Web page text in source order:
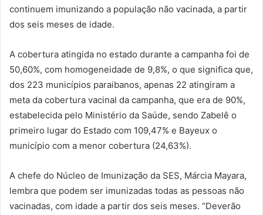
continuem imunizando a população não vacinada, a partir
dos seis meses de idade.
A cobertura atingida no estado durante a campanha foi de
50,60%, com homogeneidade de 9,8%, o que significa que,
dos 223 municípios paraibanos, apenas 22 atingiram a
meta da cobertura vacinal da campanha, que era de 90%,
estabelecida pelo Ministério da Saúde, sendo Zabelê o
primeiro lugar do Estado com 109,47% e Bayeux o
município com a menor cobertura (24,63%).
A chefe do Núcleo de Imunização da SES, Márcia Mayara,
lembra que podem ser imunizadas todas as pessoas não
vacinadas, com idade a partir dos seis meses. “Deverão